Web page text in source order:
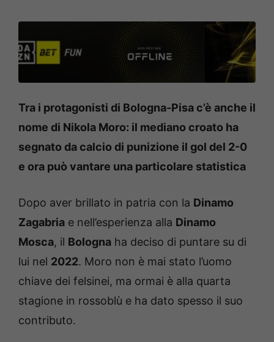
Tra i protagonisti di Bologna-Pisa c’è anche il
nome di Nikola Moro: il mediano croato ha
segnato da calcio di punizione il gol del 2-0
e ora può vantare una particolare statistica
Dopo aver brillato in patria con la Dinamo
Zagabria e nell’esperienza alla Dinamo
Mosca, il Bologna ha deciso di puntare su di
lui nel 2022. Moro non è mai stato l’uomo
chiave dei felsinei, ma ormai è alla quarta
stagione in rossoblù e ha dato spesso il suo
contributo.